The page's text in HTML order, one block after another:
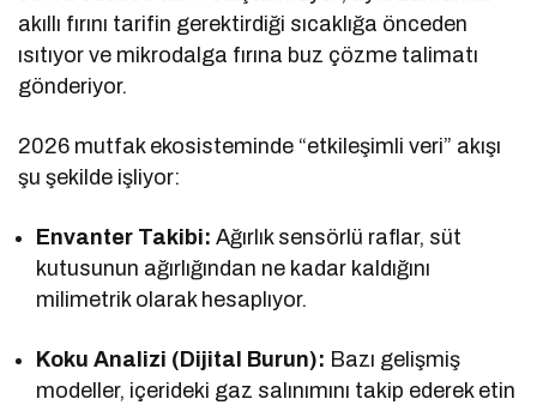
akıllı fırını tarifin gerektirdiği sıcaklığa önceden
ısıtıyor ve mikrodalga fırına buz çözme talimatı
gönderiyor.
2026 mutfak ekosisteminde “etkileşimli veri” akışı
şu şekilde işliyor:
Envanter Takibi: Ağırlık sensörlü raflar, süt
kutusunun ağırlığından ne kadar kaldığını
milimetrik olarak hesaplıyor.
Koku Analizi (Dijital Burun): Bazı gelişmiş
modeller, içerideki gaz salınımını takip ederek etin